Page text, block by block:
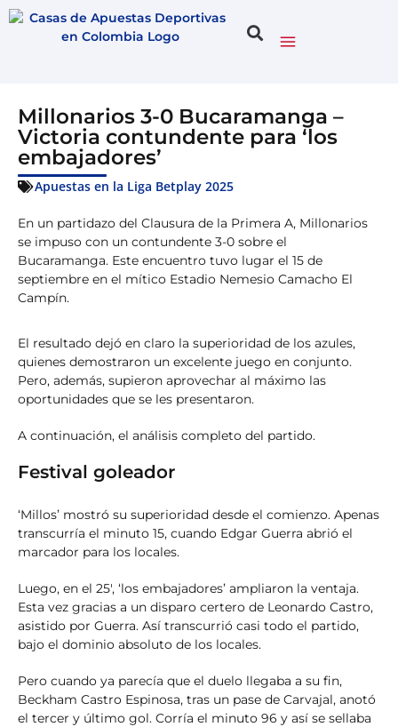
Millonarios 3-0 Bucaramanga –
Victoria contundente para ‘los
embajadores’
Apuestas en la Liga Betplay 2025
En un partidazo del Clausura de la Primera A, Millonarios
se impuso con un contundente 3-0 sobre el
Bucaramanga. Este encuentro tuvo lugar el 15 de
septiembre en el mítico Estadio Nemesio Camacho El
Campín.
El resultado dejó en claro la superioridad de los azules,
quienes demostraron un excelente juego en conjunto.
Pero, además, supieron aprovechar al máximo las
oportunidades que se les presentaron.
A continuación, el análisis completo del partido.
Festival goleador
‘Millos’ mostró su superioridad desde el comienzo. Apenas
transcurría el minuto 15, cuando Edgar Guerra abrió el
marcador para los locales.
Luego, en el 25′, ‘los embajadores’ ampliaron la ventaja.
Esta vez gracias a un disparo certero de Leonardo Castro,
asistido por Guerra. Así transcurrió casi todo el partido,
bajo el dominio absoluto de los locales.
Pero cuando ya parecía que el duelo llegaba a su fin,
Beckham Castro Espinosa, tras un pase de Carvajal, anotó
el tercer y último gol. Corría el minuto 96 y así se sellaba